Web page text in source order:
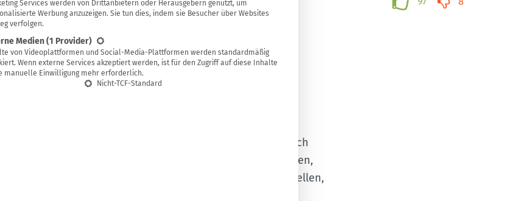
Sommer sind sie ein lästiges Problem: Stubenfliegen! Sie
brummen nicht nur äußerst nervig durch die Wohnung,
von ihren bevorzugten Nahrungsmitteln Aas, Kot und
Krankheitserreger überall dorthin, wo sie sich
sie zu erschlagen oder mit Klebefallen qualvoll zu töten,
Mitteln eine Lebendfalle für Stubenfliegen herstellen,
in die Freiheit zu entlassen.
Services werden von Drittanbietern oder Herausgebern genutzt, um
Werbung anzuzeigen. Sie tun dies, indem sie Besucher über Websites
verfolgen.
Medien(1 Provider)
von Videoplattformen und Social-Media-Plattformen werden standardmäßig
Wenn externe Services akzeptiert werden, ist für den Zugriff auf diese Inhalte
manuelle Einwilligung mehr erforderlich.
Nicht-TCF-Standard